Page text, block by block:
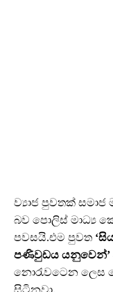
ව්‍යාජ පුවතක්
බව පොලිස් මාධ්‍ය
පවසයි.එම පුවත
පණිවුඩය යනුවෙන්’
නොරැවටෙන ලෙස
සිටිනවා.